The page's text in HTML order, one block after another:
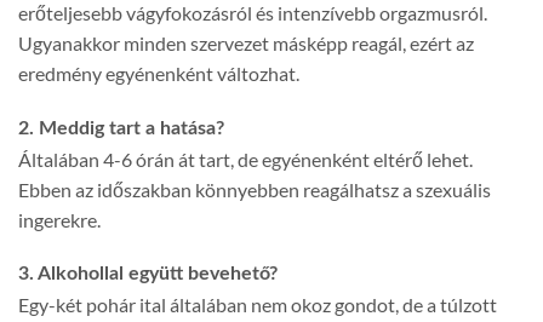
erőteljesebb vágyfokozásról és intenzívebb orgazmusról.
Ugyanakkor minden szervezet másképp reagál, ezért az
eredmény egyénenként változhat.
2. Meddig tart a hatása?
Általában 4-6 órán át tart, de egyénenként eltérő lehet.
Ebben az időszakban könnyebben reagálhatsz a szexuális
ingerekre.
3. Alkohollal együtt bevehető?
Egy-két pohár ital általában nem okoz gondot, de a túlzott